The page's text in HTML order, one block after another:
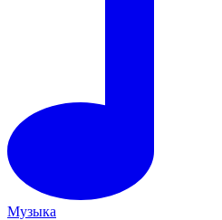
Музыка